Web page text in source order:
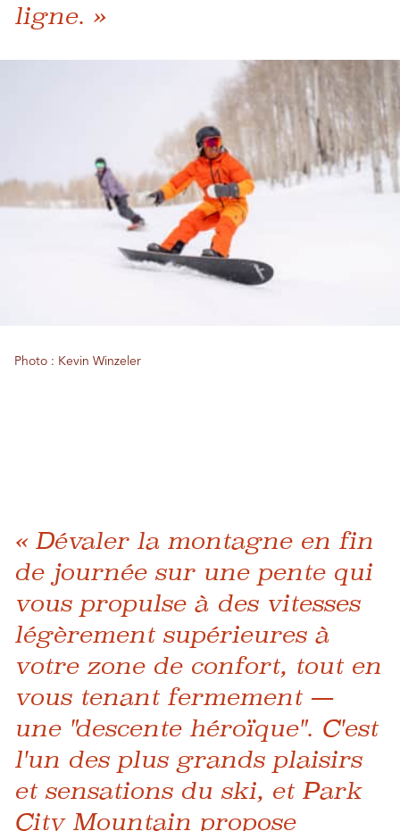
ligne. »
Photo : Kevin Winzeler
« Dévaler la montagne en fin
de journée sur une pente qui
vous propulse à des vitesses
légèrement supérieures à
votre zone de confort, tout en
vous tenant fermement —
une "descente héroïque". C'est
l'un des plus grands plaisirs
et sensations du ski, et Park
City Mountain propose